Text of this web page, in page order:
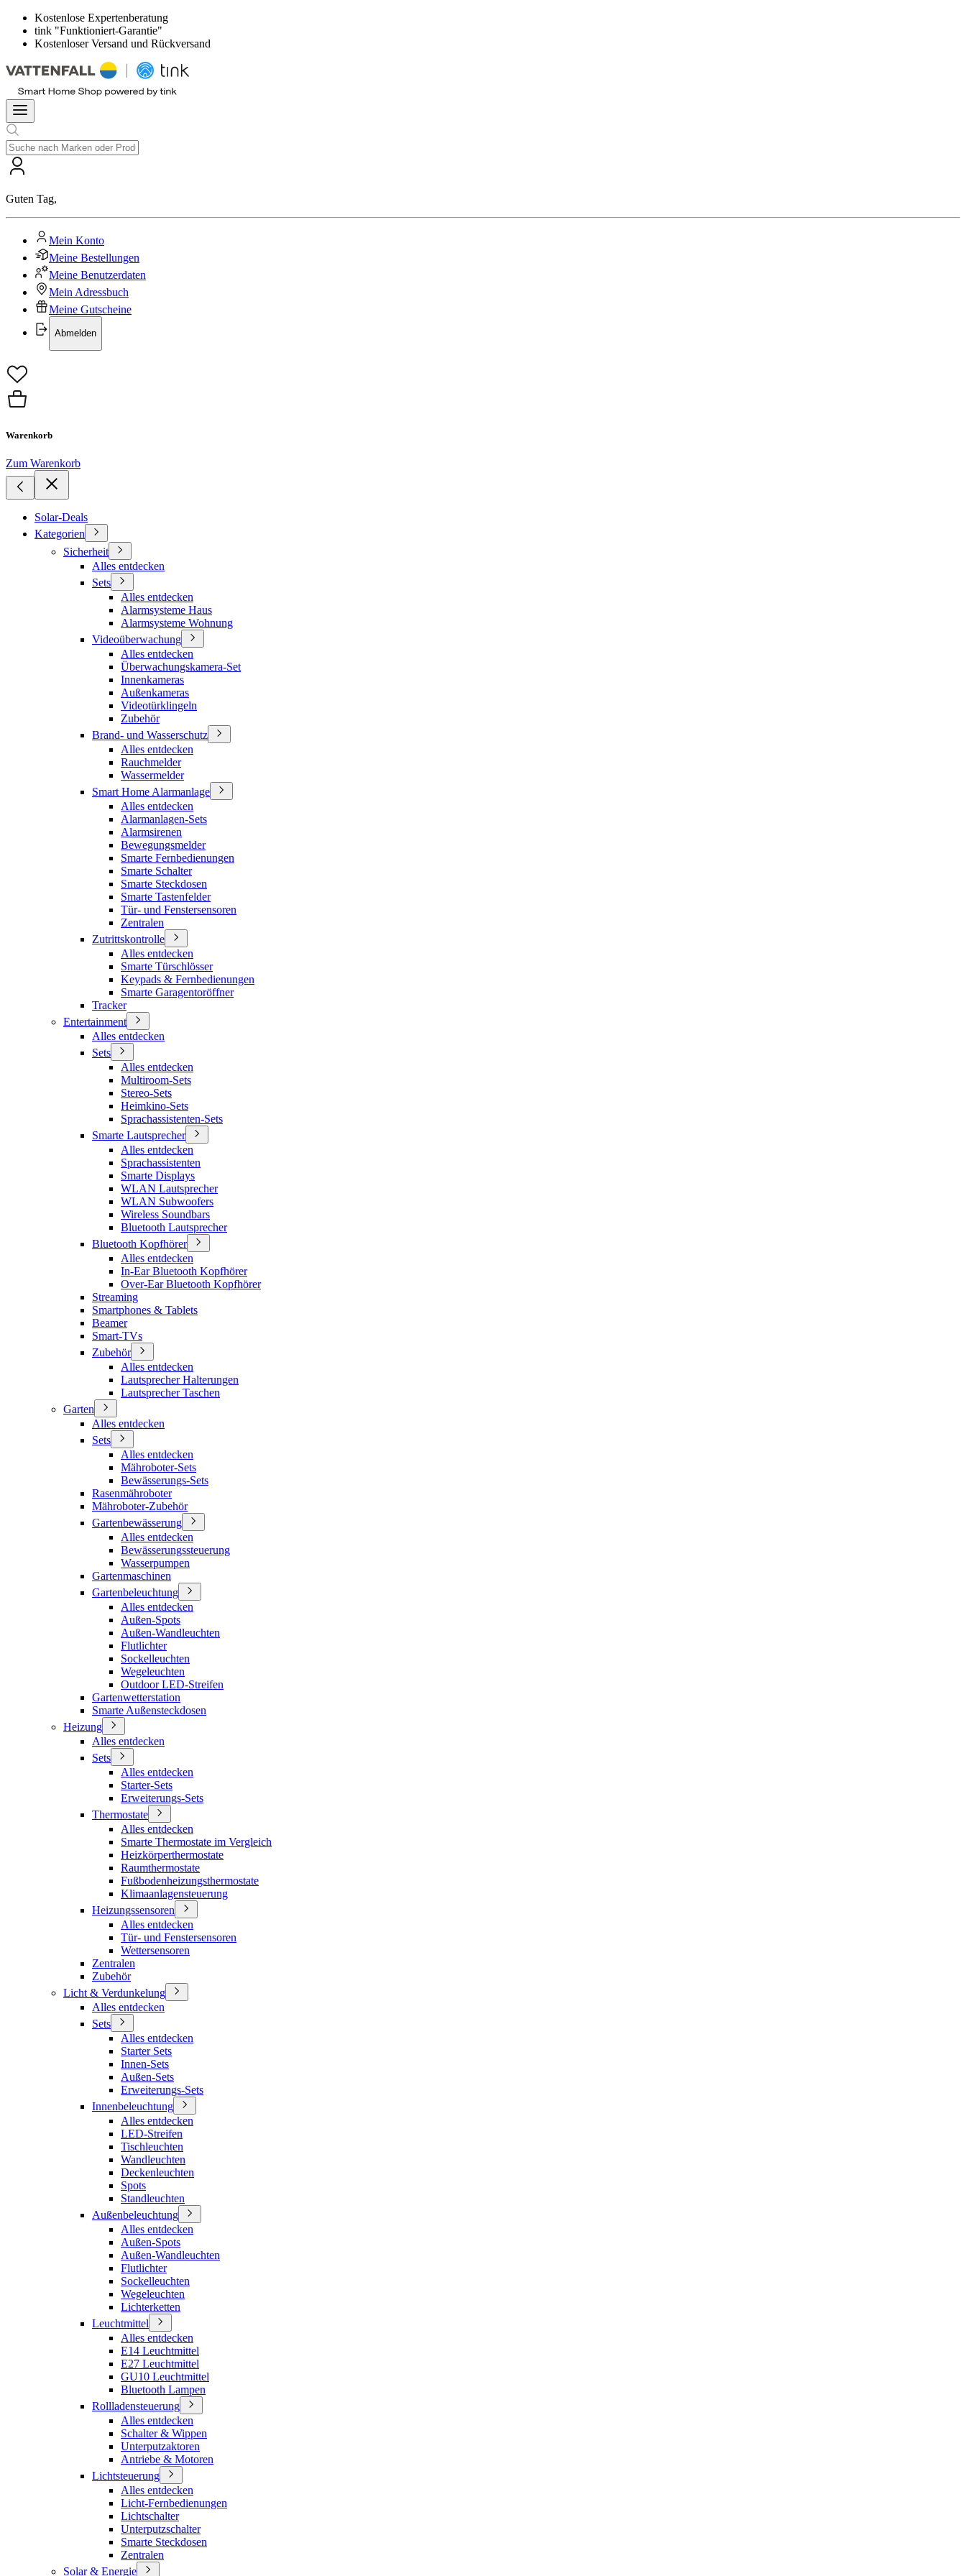
Kostenlose Expertenberatung
tink "Funktioniert-Garantie"
Kostenloser Versand und Rückversand
Guten Tag,
Mein Konto
Meine Bestellungen
Meine Benutzerdaten
Mein Adressbuch
Meine Gutscheine
Abmelden
Warenkorb
Zum Warenkorb
Solar-Deals
Kategorien
Sicherheit
Alles entdecken
Sets
Alles entdecken
Alarmsysteme Haus
Alarmsysteme Wohnung
Videoüberwachung
Alles entdecken
Überwachungskamera-Set
Innenkameras
Außenkameras
Videotürklingeln
Zubehör
Brand- und Wasserschutz
Alles entdecken
Rauchmelder
Wassermelder
Smart Home Alarmanlage
Alles entdecken
Alarmanlagen-Sets
Alarmsirenen
Bewegungsmelder
Smarte Fernbedienungen
Smarte Schalter
Smarte Steckdosen
Smarte Tastenfelder
Tür- und Fenstersensoren
Zentralen
Zutrittskontrolle
Alles entdecken
Smarte Türschlösser
Keypads & Fernbedienungen
Smarte Garagentoröffner
Tracker
Entertainment
Alles entdecken
Sets
Alles entdecken
Multiroom-Sets
Stereo-Sets
Heimkino-Sets
Sprachassistenten-Sets
Smarte Lautsprecher
Alles entdecken
Sprachassistenten
Smarte Displays
WLAN Lautsprecher
WLAN Subwoofers
Wireless Soundbars
Bluetooth Lautsprecher
Bluetooth Kopfhörer
Alles entdecken
In-Ear Bluetooth Kopfhörer
Over-Ear Bluetooth Kopfhörer
Streaming
Smartphones & Tablets
Beamer
Smart-TVs
Zubehör
Alles entdecken
Lautsprecher Halterungen
Lautsprecher Taschen
Garten
Alles entdecken
Sets
Alles entdecken
Mähroboter-Sets
Bewässerungs-Sets
Rasenmähroboter
Mähroboter-Zubehör
Gartenbewässerung
Alles entdecken
Bewässerungssteuerung
Wasserpumpen
Gartenmaschinen
Gartenbeleuchtung
Alles entdecken
Außen-Spots
Außen-Wandleuchten
Flutlichter
Sockelleuchten
Wegeleuchten
Outdoor LED-Streifen
Gartenwetterstation
Smarte Außensteckdosen
Heizung
Alles entdecken
Sets
Alles entdecken
Starter-Sets
Erweiterungs-Sets
Thermostate
Alles entdecken
Smarte Thermostate im Vergleich
Heizkörperthermostate
Raumthermostate
Fußbodenheizungsthermostate
Klimaanlagensteuerung
Heizungssensoren
Alles entdecken
Tür- und Fenstersensoren
Wettersensoren
Zentralen
Zubehör
Licht & Verdunkelung
Alles entdecken
Sets
Alles entdecken
Starter Sets
Innen-Sets
Außen-Sets
Erweiterungs-Sets
Innenbeleuchtung
Alles entdecken
LED-Streifen
Tischleuchten
Wandleuchten
Deckenleuchten
Spots
Standleuchten
Außenbeleuchtung
Alles entdecken
Außen-Spots
Außen-Wandleuchten
Flutlichter
Sockelleuchten
Wegeleuchten
Lichterketten
Leuchtmittel
Alles entdecken
E14 Leuchtmittel
E27 Leuchtmittel
GU10 Leuchtmittel
Bluetooth Lampen
Rollladensteuerung
Alles entdecken
Schalter & Wippen
Unterputzaktoren
Antriebe & Motoren
Lichtsteuerung
Alles entdecken
Licht-Fernbedienungen
Lichtschalter
Unterputzschalter
Smarte Steckdosen
Zentralen
Solar & Energie